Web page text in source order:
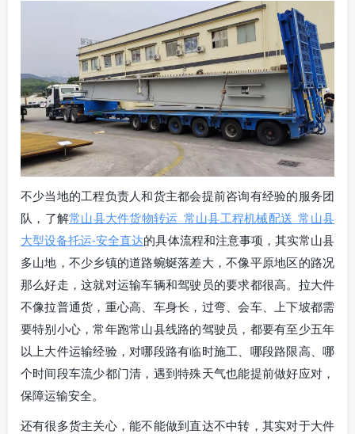
不少当地的工程负责人和货主都会提前咨询有经验的服务团
队，了解常山县大件货物转运_常山县工程机械配送_常山县
大型设备托运-安全直达的具体流程和注意事项，其实常山县
多山地，不少乡镇的道路蜿蜒落差大，不像平原地区的路况
那么好走，这就对运输车辆和驾驶员的要求都很高。拉大件
不像拉普通货，重心高、车身长，过弯、会车、上下坡都需
要特别小心，常年跑常山县线路的驾驶员，都要有至少五年
以上大件运输经验，对哪段路有临时施工、哪段路限高、哪
个时间段车流少都门清，遇到特殊天气也能提前做好应对，
保障运输安全。
还有很多货主关心，能不能做到直达不中转，其实对于大件